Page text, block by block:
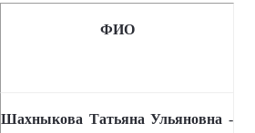
ФИО
Шахныкова Татьяна Ульяновна -